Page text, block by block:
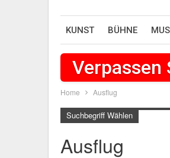
KUNST BÜHNE
Verpassen
Home Ausflug
Suchbegriff Wählen
Ausflug